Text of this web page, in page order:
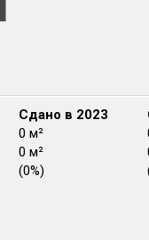
Сдано в 2023
0 м²
0 м²
(0%)